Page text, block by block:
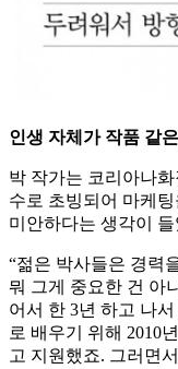
인생 자체가 작품 같
박 작가는 코리아나
수로 초빙되어 마케
미안하다는 생각이
“젊은 박사들은 경력
뭐 그게 중요한 건 아
어서 한 3년 하고 나
로 배우기 위해 2010
고 지원했죠. 그러면